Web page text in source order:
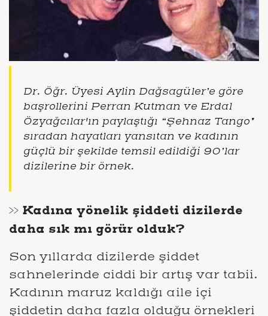
Dr. Öğr. Üyesi Aylin Dağsagüler’e göre
başrollerini Perran Kutman ve Erdal
Özyağcılar'ın paylaştığı “Şehnaz Tango”
sıradan hayatları yansıtan ve kadının
güçlü bir şekilde temsil edildiği 90’lar
dizilerine bir örnek.
>> Kadına yönelik şiddeti dizilerde
daha sık mı görür olduk?
Son yıllarda dizilerde şiddet
sahnelerinde ciddi bir artış var tabii.
Kadının maruz kaldığı aile içi
şiddetin daha fazla olduğu örnekleri